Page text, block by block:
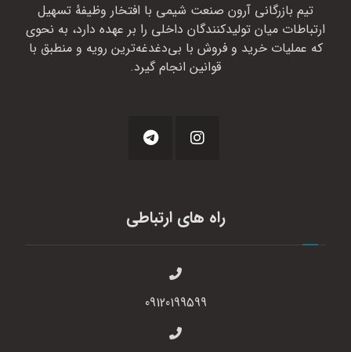
تیم بازرگانی آرون صنعت شیمی با افتخار وظیفهٔ تسهیل
ارتباطات میان تولیدکنندگان داخلی را بر عهده دارد، به نحوی
که عملیات خرید و فروش با بی‌دغدغه‌ترین رویه و منطبق با
قوانین انجام گیرد.
راه های ارتباطی
09120199599